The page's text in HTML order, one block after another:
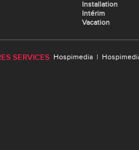
Installation
Intérim
Vacation
SERVICES Hospimedia |